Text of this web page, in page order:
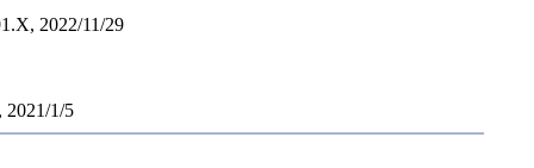
2022/11/29
1/5